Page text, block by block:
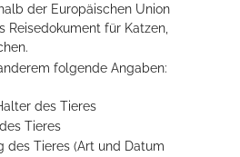
der Europäischen Union
Reisedokument für Katzen,
folgende Angaben:
des Tieres
Tieres
des Tieres (Art und Datum